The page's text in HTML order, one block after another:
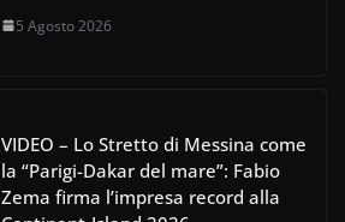
5 Agosto 2026
VIDEO – Lo Stretto di Messina come
la “Parigi-Dakar del mare”: Fabio
Zema firma l’impresa record alla